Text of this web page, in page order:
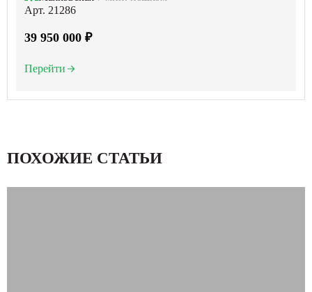
Арт. 21286
39 950 000 ₽
Перейти
ПОХОЖИЕ СТАТЬИ